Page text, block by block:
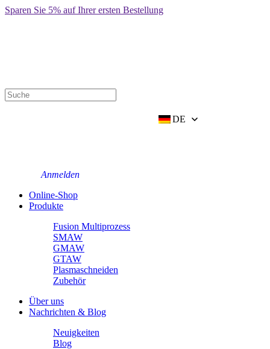
前
Sparen Sie 5% auf Ihrer ersten Bestellung
Anmelden
DE
Online-Shop
Produkte
Fusion Multiprozess
SMAW
GMAW
GTAW
Plasmaschneiden
Zubehör
Über uns
Nachrichten & Blog
Neuigkeiten
Blog